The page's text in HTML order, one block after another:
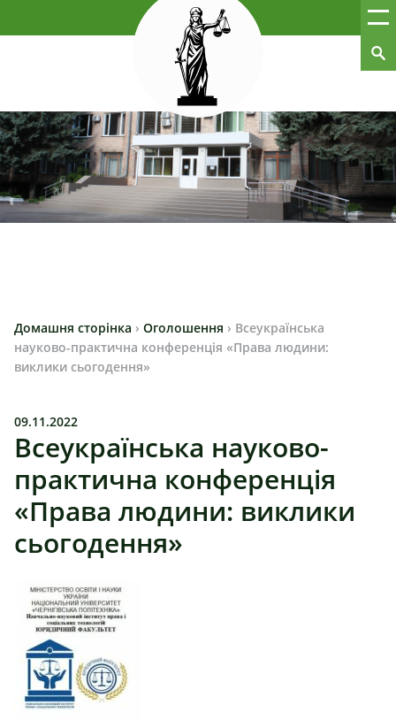
Домашня сторінка › Оголошення › Всеукраїнська
науково-практична конференція «Права людини:
виклики сьогодення»
09.11.2022
Всеукраїнська науково-
практична конференція
«Права людини: виклики
сьогодення»